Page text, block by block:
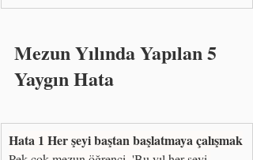
Mezun Yılında Yapılan 5
Yaygın Hata
Hata 1 Her şeyi baştan başlatmaya çalışmak